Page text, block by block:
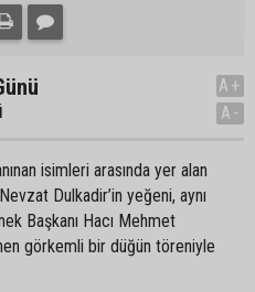
A+
A-
isimleri arasında yer alan
Dulkadir’in yeğeni, aynı
Başkanı Hacı Mehmet
görkemli bir düğün töreniyle